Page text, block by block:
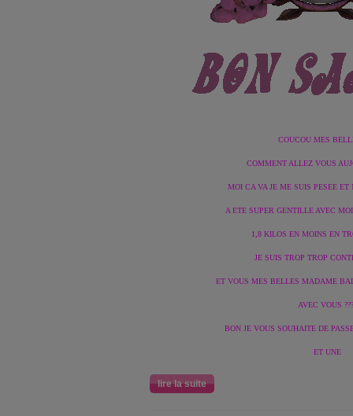
COUCOU MES
COMMENT ALLEZ VOUS
MOI CA VA JE ME SUIS PESEE
A ETE SUPER GENTILLE AVEC
1,8 KILOS EN MOINS EN
JE SUIS TROP TROP
ET VOUS MES BELLES MADAME
AVEC VOUS
BON JE VOUS SOUHAITE DE
ET UNE
lire la suite